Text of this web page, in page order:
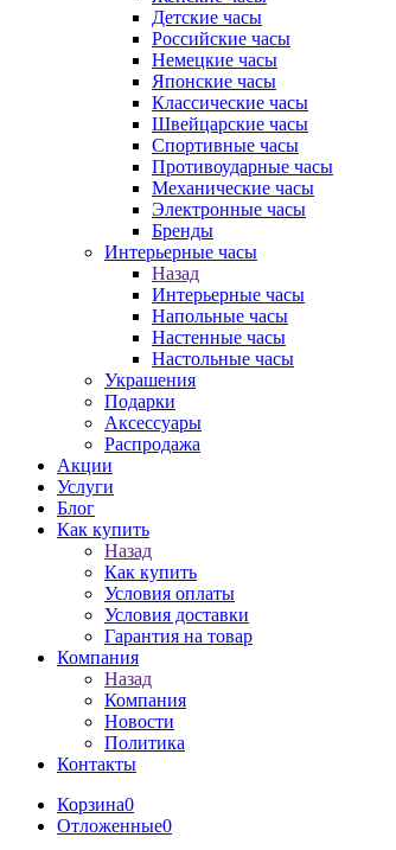
Детские часы
Российские часы
Немецкие часы
Японские часы
Классические часы
Швейцарские часы
Спортивные часы
Противоударные часы
Механические часы
Электронные часы
Бренды
Интерьерные часы
Назад
Интерьерные часы
Напольные часы
Настенные часы
Настольные часы
Украшения
Подарки
Аксессуары
Распродажа
Акции
Услуги
Блог
Как купить
Назад
Как купить
Условия оплаты
Условия доставки
Гарантия на товар
Компания
Назад
Компания
Новости
Политика
Контакты
Корзина0
Отложенные0